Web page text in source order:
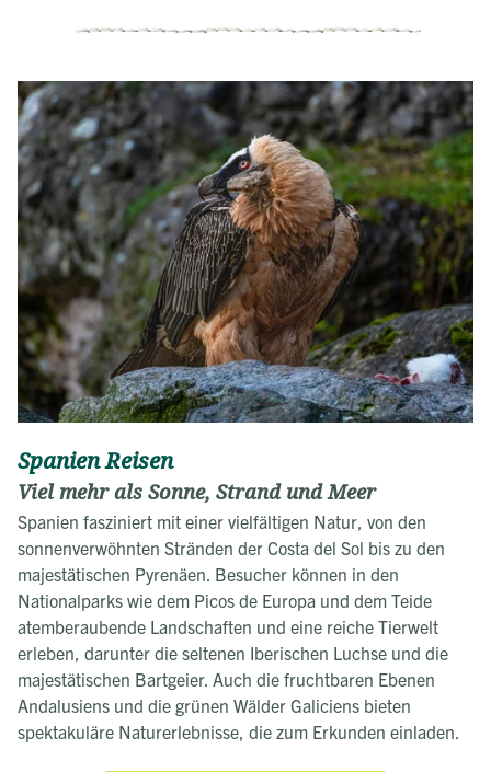
Spanien Reisen
Viel mehr als Sonne, Strand und Meer
Spanien fasziniert mit einer vielfältigen Natur, von den
sonnenverwöhnten Stränden der Costa del Sol bis zu den
majestätischen Pyrenäen. Besucher können in den
Nationalparks wie dem Picos de Europa und dem Teide
atemberaubende Landschaften und eine reiche Tierwelt
erleben, darunter die seltenen Iberischen Luchse und die
majestätischen Bartgeier. Auch die fruchtbaren Ebenen
Andalusiens und die grünen Wälder Galiciens bieten
spektakuläre Naturerlebnisse, die zum Erkunden einladen.